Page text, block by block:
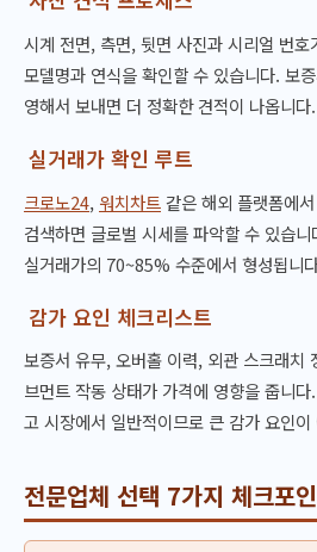
시계 전면, 측면, 뒷면 사진과 시리얼 번호
모델명과 연식을 확인할 수 있습니다. 보
영해서 보내면 더 정확한 견적이 나옵니다.
실거래가 확인 루트
크로노24, 워치차트같은 해외 플랫폼에
검색하면 글로벌 시세를 파악할 수 있습
실거래가의 70~85% 수준에서 형성됩니
감가 요인 체크리스트
보증서 유무, 오버홀 이력, 외관 스크래치
브먼트 작동 상태가 가격에 영향을 줍니
고 시장에서 일반적이므로 큰 감가 요인이
전문업체 선택 7가지 체크포